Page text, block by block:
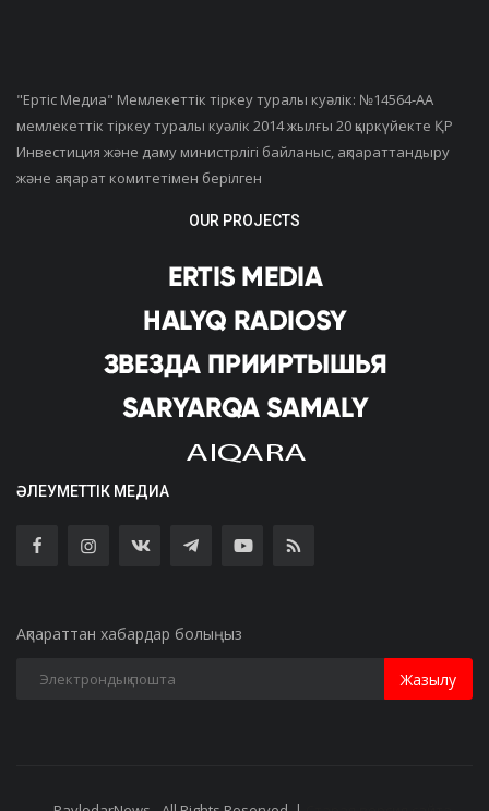
"Ертiс Медиа" Мемлекеттік тіркеу туралы куәлік: №14564-АА
мемлекеттік тіркеу туралы куәлік 2014 жылғы 20 қыркүйекте ҚР
Инвестиция және даму министрлігі байланыс, ақпараттандыру
және ақпарат комитетімен берілген
OUR PROJECTS
ӘЛЕУМЕТТІК МЕДИА
Ақпараттан хабардар болыңыз
Жазылу